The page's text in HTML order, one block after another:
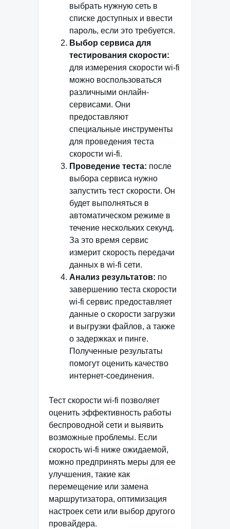
выбрать нужную сеть в
списке доступных и ввести
пароль, если это требуется.
Выбор сервиса для
тестирования скорости:
для измерения скорости wi-fi
можно воспользоваться
различными онлайн-
сервисами. Они
предоставляют
специальные инструменты
для проведения теста
скорости wi-fi.
Проведение теста: после
выбора сервиса нужно
запустить тест скорости. Он
будет выполняться в
автоматическом режиме в
течение нескольких секунд.
За это время сервис
измерит скорость передачи
данных в wi-fi сети.
Анализ результатов: по
завершению теста скорости
wi-fi сервис предоставляет
данные о скорости загрузки
и выгрузки файлов, а также
о задержках и пинге.
Полученные результаты
помогут оценить качество
интернет-соединения.
Тест скорости wi-fi позволяет
оценить эффективность работы
беспроводной сети и выявить
возможные проблемы. Если
скорость wi-fi ниже ожидаемой,
можно предпринять меры для ее
улучшения, такие как
перемещение или замена
маршрутизатора, оптимизация
настроек сети или выбор другого
провайдера.